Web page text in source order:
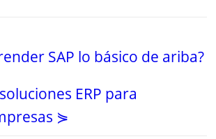
SAP lo básico de ariba?
ERP para
⋟